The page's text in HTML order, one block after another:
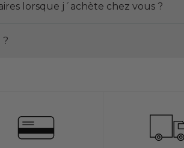
lorsque j´achète chez vous ?